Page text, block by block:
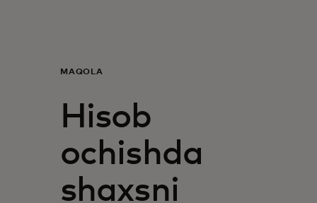
Biznes uchun
Butun dunyo uchun
Innovatorlar uchun
MAQOLA
Hisob
ochishda
shaxsni